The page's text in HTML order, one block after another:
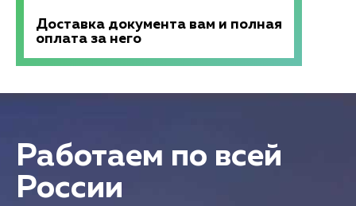
Доставка документа вам и полная
оплата за него
Работаем по всей
России